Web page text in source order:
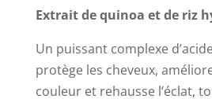
Extrait de quinoa et de riz
Un puissant complexe
protège les cheveux,
couleur et rehausse l’éclat,